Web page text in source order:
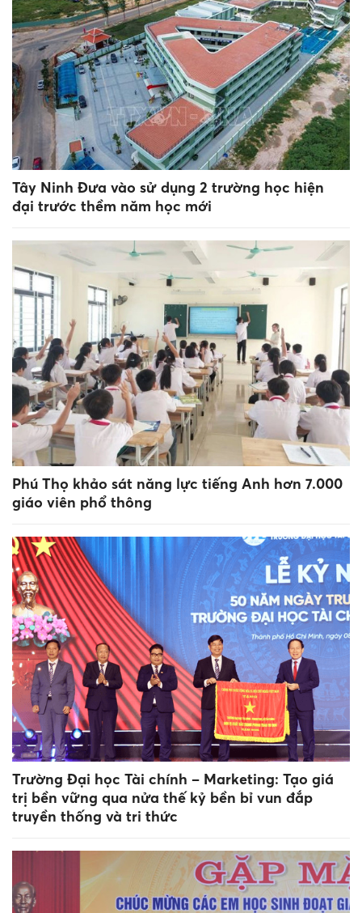
Tây Ninh Đưa vào sử dụng 2 trường học hiện
đại trước thềm năm học mới
Phú Thọ khảo sát năng lực tiếng Anh hơn 7.000
giáo viên phổ thông
Trường Đại học Tài chính – Marketing: Tạo giá
trị bền vững qua nửa thế kỷ bền bỉ vun đắp
truyền thống và tri thức